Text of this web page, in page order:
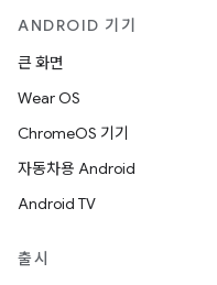
ANDROID 기기
큰 화면
Wear OS
ChromeOS 기기
자동차용 Android
Android TV
출시